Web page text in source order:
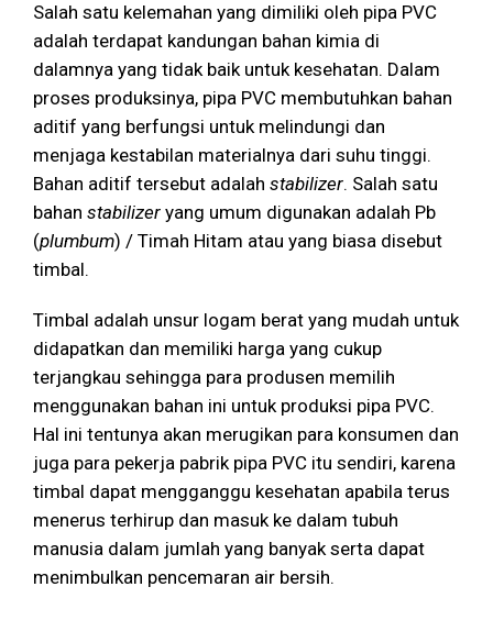
Salah satu kelemahan yang dimiliki oleh pipa PVC
adalah terdapat kandungan bahan kimia di
dalamnya yang tidak baik untuk kesehatan. Dalam
proses produksinya, pipa PVC membutuhkan bahan
aditif yang berfungsi untuk melindungi dan
menjaga kestabilan materialnya dari suhu tinggi.
Bahan aditif tersebut adalah stabilizer. Salah satu
bahan stabilizer yang umum digunakan adalah Pb
(plumbum) / Timah Hitam atau yang biasa disebut
timbal.
Timbal adalah unsur logam berat yang mudah untuk
didapatkan dan memiliki harga yang cukup
terjangkau sehingga para produsen memilih
menggunakan bahan ini untuk produksi pipa PVC.
Hal ini tentunya akan merugikan para konsumen dan
juga para pekerja pabrik pipa PVC itu sendiri, karena
timbal dapat mengganggu kesehatan apabila terus
menerus terhirup dan masuk ke dalam tubuh
manusia dalam jumlah yang banyak serta dapat
menimbulkan pencemaran air bersih.